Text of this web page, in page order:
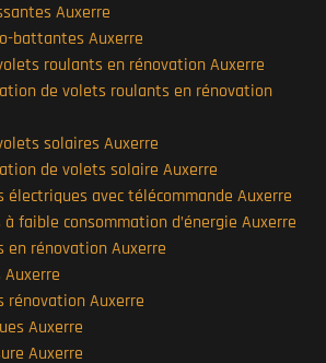
Auxerre
battantes Auxerre
roulants en rénovation Auxerre
de volets roulants en rénovation
solaires Auxerre
de volets solaire Auxerre
avec télécommande Auxerre
faible consommation d’énergie Auxerre
en rénovation Auxerre
rénovation Auxerre
Auxerre
Auxerre